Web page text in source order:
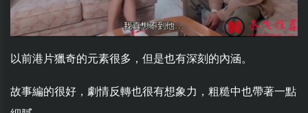
以前港片獵奇的元素很多，但是也有深刻的內涵。
故事編的很好，劇情反轉也很有想象力，粗糙中也帶著一點